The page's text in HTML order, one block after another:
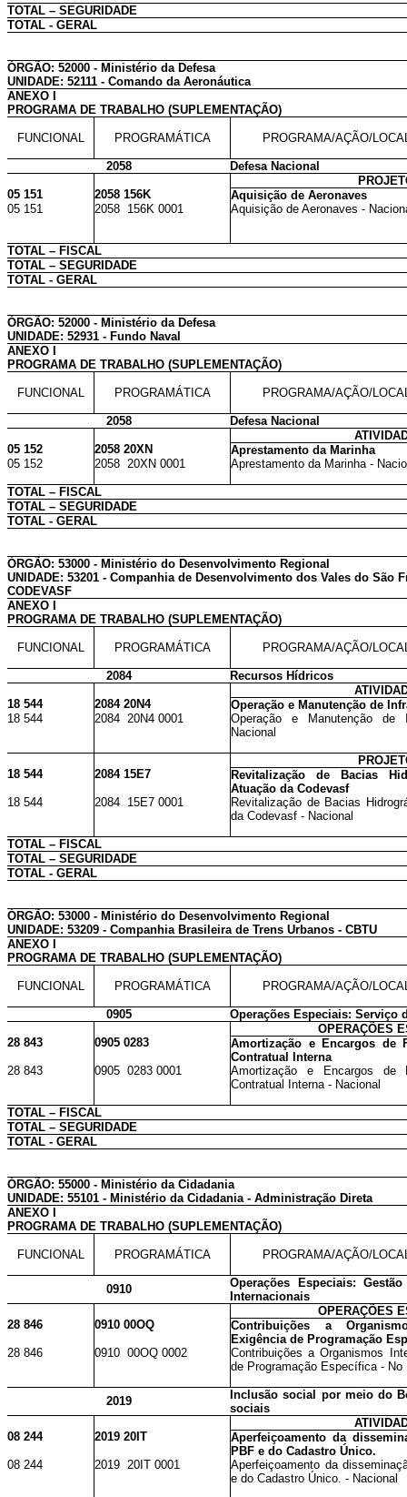
TOTAL – SEGURIDADE
TOTAL - GERAL
ÓRGÃO: 52000 - Ministério da Defesa
UNIDADE: 52111 - Comando da Aeronáutica
ANEXO I
PROGRAMA DE TRABALHO (SUPLEMENTAÇÃO)
FUNCIONAL PROGRAMÁTICA PROGRAMA/AÇÃO/
2058
Defesa Nacional
05 151
2058 156K
Aquisição de Aeronaves
05 151
2058 156K 0001 Aquisição de Aeronaves -
TOTAL – FISCAL
TOTAL – SEGURIDADE
TOTAL - GERAL
ÓRGÃO: 52000 - Ministério da Defesa
UNIDADE: 52931 - Fundo Naval
ANEXO I
PROGRAMA DE TRABALHO (SUPLEMENTAÇÃO)
FUNCIONAL PROGRAMÁTICA PROGRAMA/AÇÃO/
2058
Defesa Nacional
05 152
2058 20XN
Aprestamento da Marinha
05 152
2058 20XN 0001 Aprestamento da Marinha -
TOTAL – FISCAL
TOTAL – SEGURIDADE
TOTAL - GERAL
ÓRGÃO: 53000 - Ministério do Desenvolvimento Regional
UNIDADE: 53201 - Companhia de Desenvolvimento dos Vales do São
CODEVASF
ANEXO I
PROGRAMA DE TRABALHO (SUPLEMENTAÇÃO)
FUNCIONAL PROGRAMÁTICA PROGRAMA/AÇÃO/
2084
Recursos Hídricos
18 544
2084 20N4
Operação e Manutenção de
18 544
2084 20N4 0001
Operação e Manutenção de
Nacional
18 544
2084 15E7
Revitalização de Bacias
Atuação da Codevasf
18 544
2084 15E7 0001
Revitalização de Bacias
da Codevasf - Nacional
TOTAL – FISCAL
TOTAL – SEGURIDADE
TOTAL - GERAL
ÓRGÃO: 53000 - Ministério do Desenvolvimento Regional
UNIDADE: 53209 - Companhia Brasileira de Trens Urbanos - CBTU
ANEXO I
PROGRAMA DE TRABALHO (SUPLEMENTAÇÃO)
FUNCIONAL PROGRAMÁTICA PROGRAMA/AÇÃO/
0905
Operações Especiais: Serviço
OPERAÇÕES
28 843
0905 0283
Amortização e Encargos de
Contratual Interna
28 843
0905 0283 0001
Amortização e Encargos de
Contratual Interna - Nacional
TOTAL – FISCAL
TOTAL – SEGURIDADE
TOTAL - GERAL
ÓRGÃO: 55000 - Ministério da Cidadania
UNIDADE: 55101 - Ministério da Cidadania - Administração Direta
ANEXO I
PROGRAMA DE TRABALHO (SUPLEMENTAÇÃO)
FUNCIONAL PROGRAMÁTICA PROGRAMA/AÇÃO/
0910
Operações Especiais:
Internacionais
OPERAÇÕES
28 846
0910 00OQ
Contribuições a
Exigência de Programação
28 846
0910 00OQ 0002
Contribuições a Organismos
de Programação Específica - No
2019
Inclusão social por meio do
sociais
08 244
2019 20IT
Aperfeiçoamento da
PBF e do Cadastro Único.
08 244
2019 20IT 0001
Aperfeiçoamento da
e do Cadastro Único. - Nacional